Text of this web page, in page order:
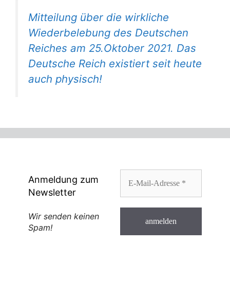
Mitteilung über die wirkliche
Wiederbelebung des Deutschen
Reiches am 25.Oktober 2021. Das
Deutsche Reich existiert seit heute
auch physisch!
Anmeldung zum
Newsletter
Wir senden keinen
Spam!